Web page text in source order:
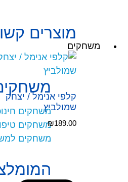
משחקים
משחקים
משחקים
משחקים
מוצרים
קלפי אנימל / יצחק
שמולביץ
₪189.00